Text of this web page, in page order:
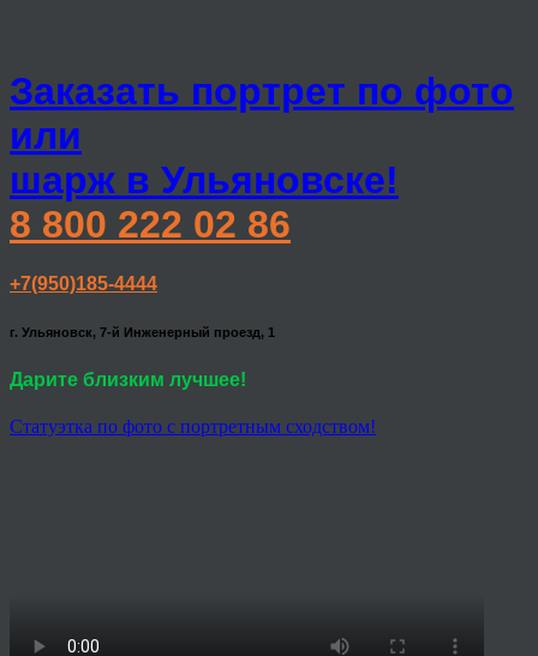
Заказать портрет по фото
или
шарж в Ульяновске!
8 800 222 02 86
+7(950)185-4444
г. Ульяновск, 7-й Инженерный проезд, 1
Дарите близким лучшее!
Статуэтка по фото с портретным сходством!